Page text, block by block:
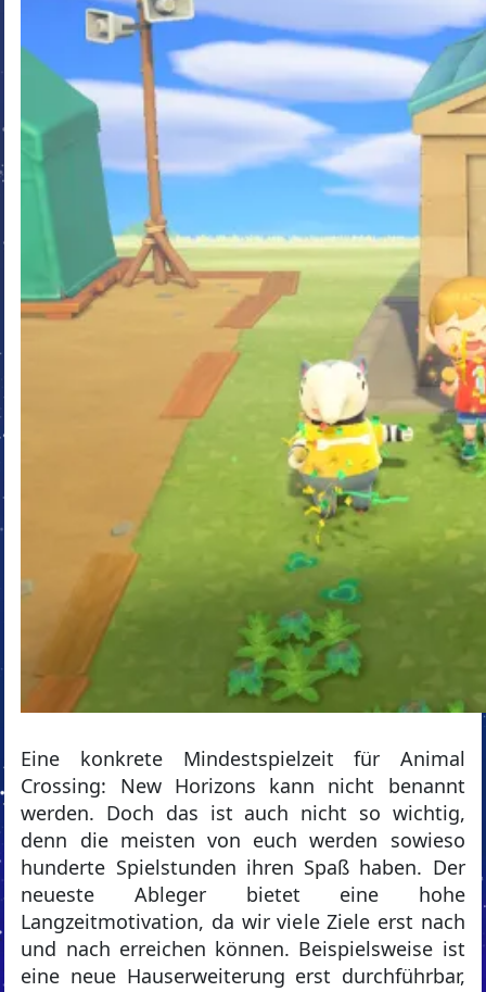
Eine konkrete Mindestspielzeit für Animal
Crossing: New Horizons kann nicht benannt
werden. Doch das ist auch nicht so wichtig,
denn die meisten von euch werden sowieso
hunderte Spielstunden ihren Spaß haben. Der
neueste Ableger bietet eine hohe
Langzeitmotivation, da wir viele Ziele erst nach
und nach erreichen können. Beispielsweise ist
eine neue Hauserweiterung erst durchführbar,